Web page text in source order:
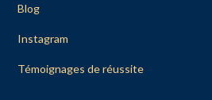
Blog
Instagram
Témoignages de réussite